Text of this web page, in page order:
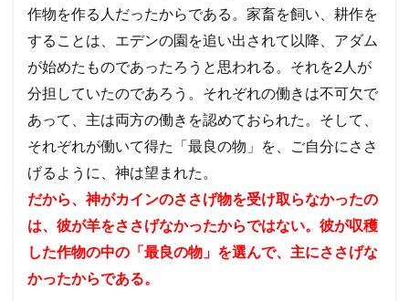
作物を作る人だったからである。 家畜を飼い、耕作を
することは、エデンの園を追い出されて以降、アダム
が始めたものであったろうと思われる。それを2人が
分担していたのであろう。 それぞれの働きは不可欠で
あって、主は両方の働きを認めておられた。 そして、
それぞれが働いて得た「最良の物」を、ご自分にささ
げるように、神は望まれた。
だから、神がカインのささげ物を受け取らなかったの
は、彼が羊をささげなかったからではない。彼が収穫
した作物の中の「最良の物」を選んで、主にささげな
かったからである。